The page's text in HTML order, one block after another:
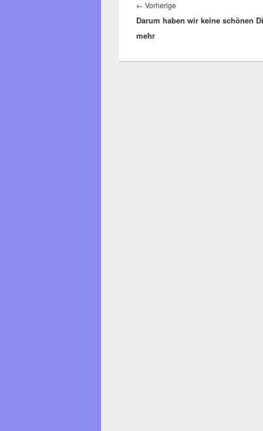
← Vorherige
Beitrag:
Darum haben wir keine schönen
mehr